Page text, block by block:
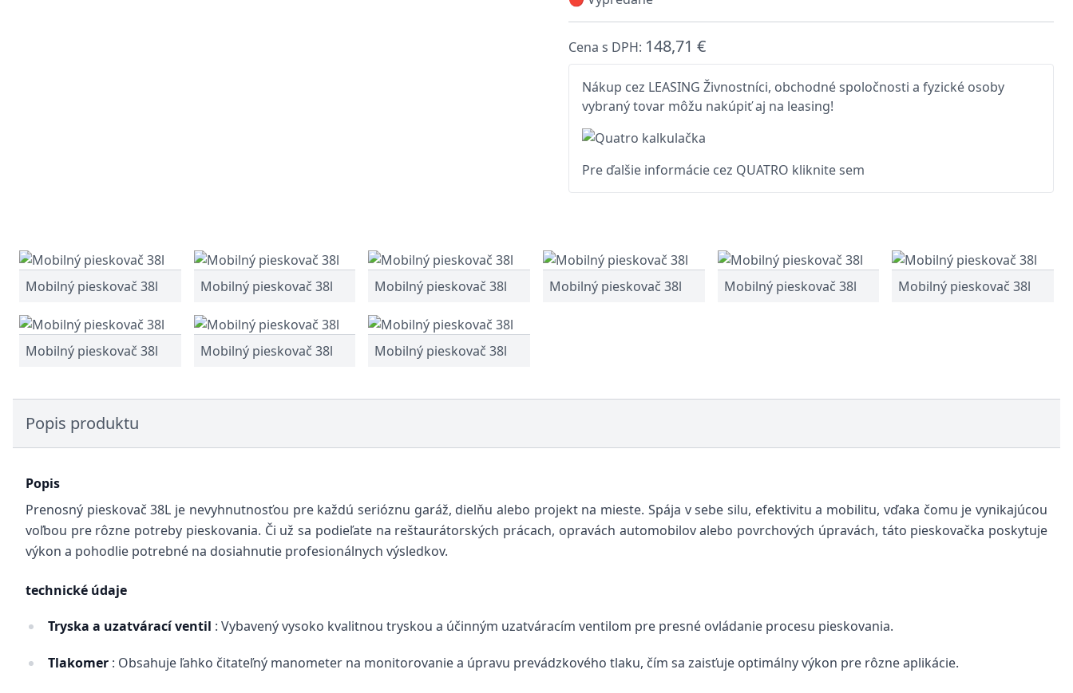
Cena s DPH: 148,71 €
Nákup cez LEASING Živnostníci, obchodné spoločnosti a fyzické osoby
vybraný tovar môžu nakúpiť aj na leasing!
Pre ďalšie informácie cez QUATRO kliknite sem
Mobilný pieskovač 38l Mobilný pieskovač 38l Mobilný pieskovač 38l Mobilný pieskovač 38l Mobilný pieskovač 38l Mobilný pieskovač 38l
Mobilný pieskovač 38l Mobilný pieskovač 38l Mobilný pieskovač 38l
Popis produktu
Popis
Prenosný pieskovač 38L je nevyhnutnosťou pre každú serióznu garáž, dielňu alebo projekt na mieste. Spája v sebe silu, efektivitu a mobilitu, vďaka čomu je vynikajúcou
voľbou pre rôzne potreby pieskovania. Či už sa podieľate na reštaurátorských prácach, opravách automobilov alebo povrchových úpravách, táto pieskovačka poskytuje
výkon a pohodlie potrebné na dosiahnutie profesionálnych výsledkov.
technické údaje
Tryska a uzatvárací ventil : Vybavený vysoko kvalitnou tryskou a účinným uzatváracím ventilom pre presné ovládanie procesu pieskovania.
Tlakomer : Obsahuje ľahko čitateľný manometer na monitorovanie a úpravu prevádzkového tlaku, čím sa zaisťuje optimálny výkon pre rôzne aplikácie.